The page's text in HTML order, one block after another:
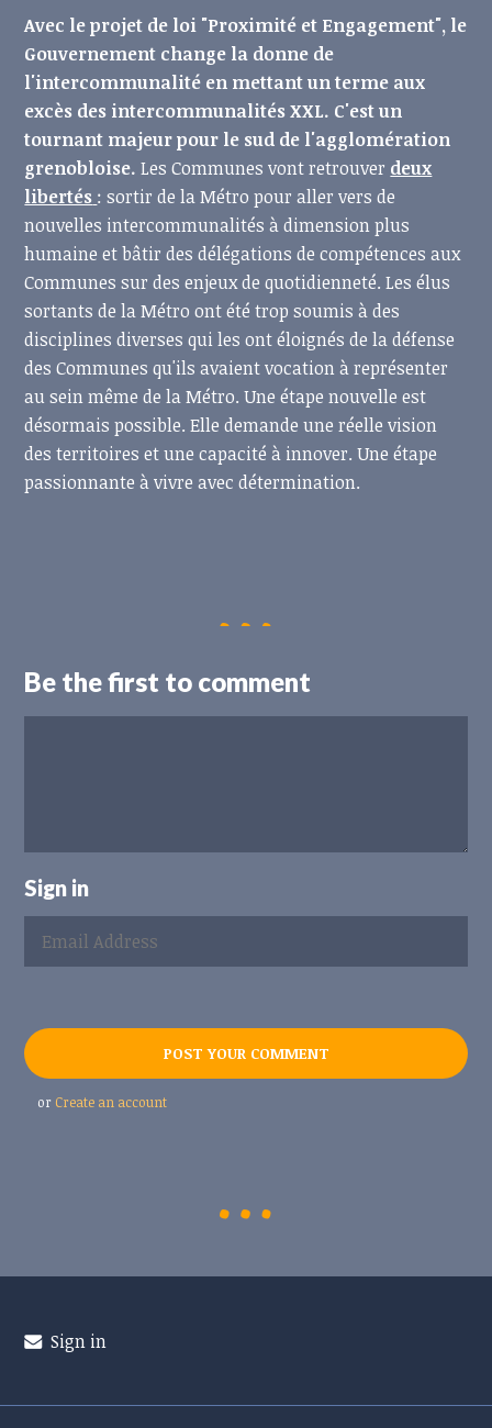
Avec le projet de loi "Proximité et Engagement", le
Gouvernement change la donne de
l'intercommunalité en mettant un terme aux
excès des intercommunalités XXL. C'est un
tournant majeur pour le sud de l'agglomération
grenobloise. Les Communes vont retrouver deux
libertés : sortir de la Métro pour aller vers de
nouvelles intercommunalités à dimension plus
humaine et bâtir des délégations de compétences aux
Communes sur des enjeux de quotidienneté. Les élus
sortants de la Métro ont été trop soumis à des
disciplines diverses qui les ont éloignés de la défense
des Communes qu'ils avaient vocation à représenter
au sein même de la Métro. Une étape nouvelle est
désormais possible. Elle demande une réelle vision
des territoires et une capacité à innover. Une étape
passionnante à vivre avec détermination.
Be the first to comment
Sign in
or Create an account
Sign in